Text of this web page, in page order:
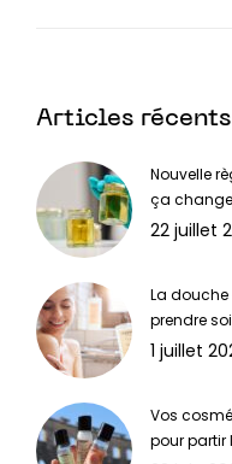
Articles récents
Nouvelle
ça
22 juillet
La douche
prendre
1 juillet
Vos
pour partir